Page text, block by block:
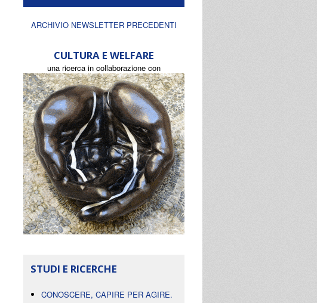
ARCHIVIO NEWSLETTER PRECEDENTI
CULTURA E WELFARE
una ricerca in collaborazione con
STUDI E RICERCHE
CONOSCERE, CAPIRE PER AGIRE.